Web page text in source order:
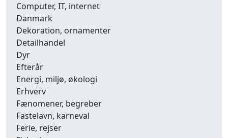
Computer, IT, internet
Danmark
Dekoration, ornamenter
Detailhandel
Dyr
Efterår
Energi, miljø, økologi
Erhverv
Fænomener, begreber
Fastelavn, karneval
Ferie, rejser